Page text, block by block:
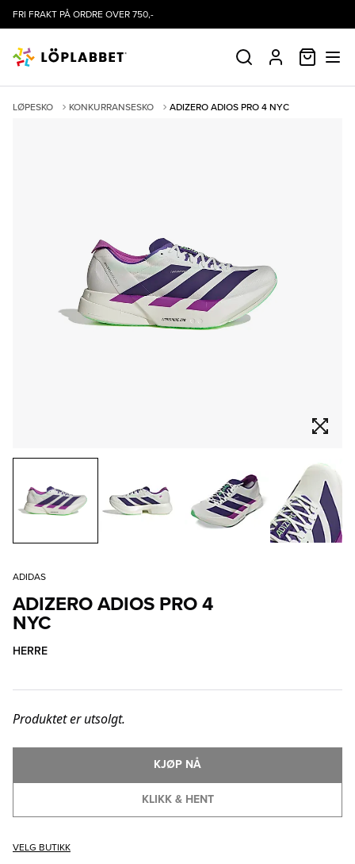
FRI FRAKT PÅ ORDRE OVER 750,-
SØK PROFIL
LØPESKO KONKURRANSESKO ADIZERO ADIOS PRO 4 NYC
ADIDAS
ADIZERO ADIOS PRO 4
NYC
HERRE
Produktet er utsolgt.
KLIKK & HENT
KJØP NÅ
VELG BUTIKK